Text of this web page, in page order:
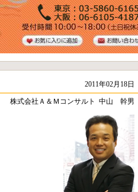
2011年02月18日
株式会社Ａ＆Ｍコンサルト 中山 幹男